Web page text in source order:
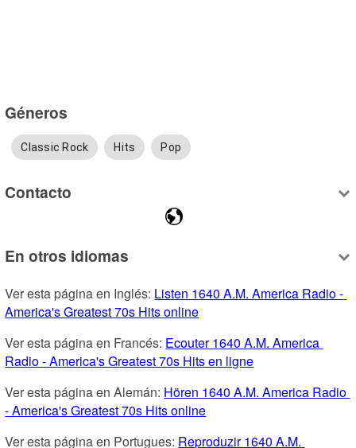
Géneros
Classic Rock Hits Pop
Contacto
En otros idiomas
Ver esta página en Inglés: Listen 1640 A.M. America Radio -
America's Greatest 70s Hits online
Ver esta página en Francés: Ecouter 1640 A.M. America
Radio - America's Greatest 70s Hits en ligne
Ver esta página en Alemán: Hören 1640 A.M. America Radio
- America's Greatest 70s Hits online
Ver esta página en Portugues: Reproduzir 1640 A.M.